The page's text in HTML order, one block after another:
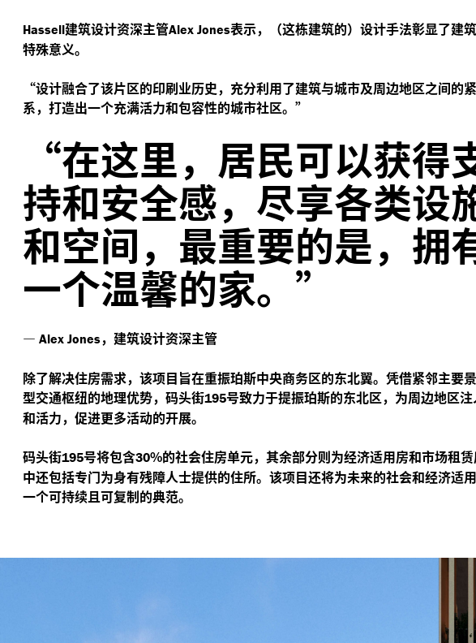
Hassell建筑设计资深主管Alex Jones表示，（这栋建筑的）设计手法彰显了建
特殊意义。
“设计融合了该片区的印刷业历史，充分利用了建筑与城市及周边地区之间的
系，打造出一个充满活力和包容性的城市社区。”
“在这里，居民可以获得
持和安全感，尽享各类设
和空间，最重要的是，拥
一个温馨的家。”
— Alex Jones，建筑设计资深主管
除了解决住房需求，该项目旨在重振珀斯中央商务区的东北翼。凭借紧邻主要
型交通枢纽的地理优势，码头街195号致力于提振珀斯的东北区，为周边地区
和活力，促进更多活动的开展。
码头街195号将包含30%的社会住房单元，其余部分则为经济适用房和市场租
中还包括专门为身有残障人士提供的住所。该项目还将为未来的社会和经济适
一个可持续且可复制的典范。